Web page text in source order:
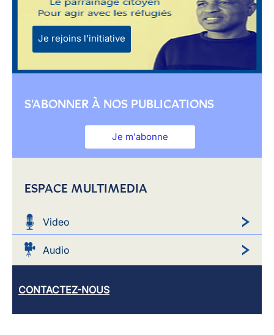
Je rejoins l'initiative
S'ABONNER À NOS PUBLICATIONS
Je m'abonne
ESPACE MULTIMEDIA
Video
Audio
CONTACTEZ-NOUS